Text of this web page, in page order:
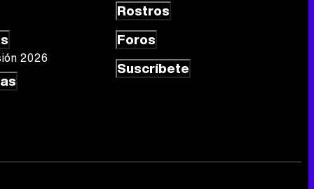
2026
Rostros
Foros
Suscríbete